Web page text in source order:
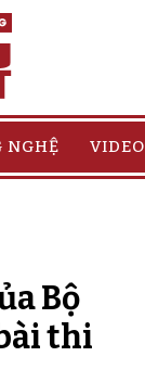
NGHỆ VIDEO
Bộ
thi